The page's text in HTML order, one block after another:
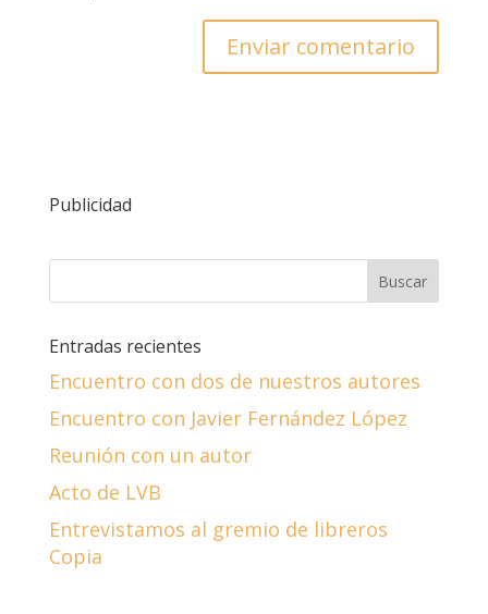
Publicidad
Entradas recientes
Encuentro con dos de nuestros autores
Encuentro con Javier Fernández López
Reunión con un autor
Acto de LVB
Entrevistamos al gremio de libreros
Copia